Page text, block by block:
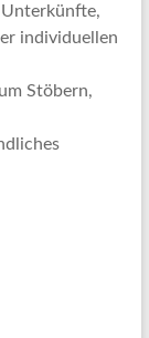
Unterkünfte,
individuellen
Stöbern,